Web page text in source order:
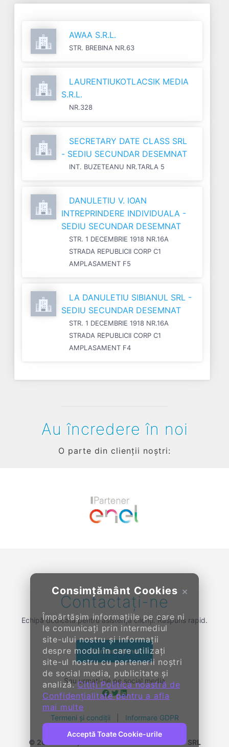
AWAA S.R.L.
STR. BREBINA NR.63
LAURENTIUKOTLACSIK MEDIA
S.R.L.
NR.328
SECRETARY DATE CLASS SRL
- SEDIU SECUNDAR DESEMNAT
INT. BUZETEANU NR.TARLA 5
DANULETIU V. IOAN
INTREPRINDERE INDIVIDUALA -
SEDIU SECUNDAR DESEMNAT
STR. 1 DECEMBRIE 1918 NR.16A
STRADA REPUBLICII CORP C1
AMPLASAMENT F5
LA DANULETIU SIBIANUL SRL -
SEDIU SECUNDAR DESEMNAT
STR. 1 DECEMBRIE 1918 NR.16A
STRADA REPUBLICII CORP C1
AMPLASAMENT F4
×
Consimțământ Cookies
Împărtășim informațiile pe care ni
le comunicați prin intermediul
site-ului nostru și informații
despre modul în care utilizați
site-ul nostru cu partenerii noștri
de social media, publicitate și
analiză.Citiți Politica noastră de
Confidențialitate pentru a afla
mai multe
Acceptă Toate Cookie-urile
Au încredere în noi
O parte din clienții noștri:
Contactați-ne
Echipă dedicată pentru asistență clienți. Răspuns rapid.
Contactați-ne
Sau urmați-ne pe social media
Termeni și condiții Informare GDPR
© 2014- 2026, KENDALL ENTERPRISE GROUP SRL